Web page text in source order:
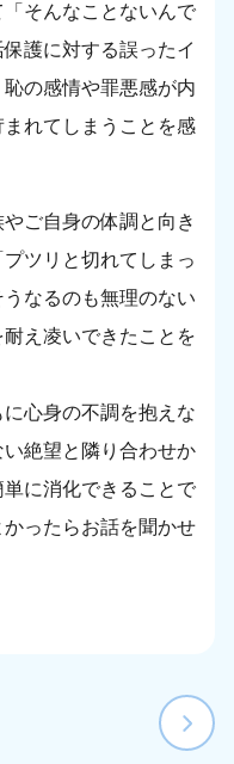
そんなことないんで
護に対する誤ったイ
の感情や罪悪感が内
れてしまうことを感
ご自身の体調と向き
ツリと切れてしまっ
なるのも無理のない
え凌いできたことを
心身の不調を抱えな
絶望と隣り合わせか
に消化できることで
ったらお話を聞かせ